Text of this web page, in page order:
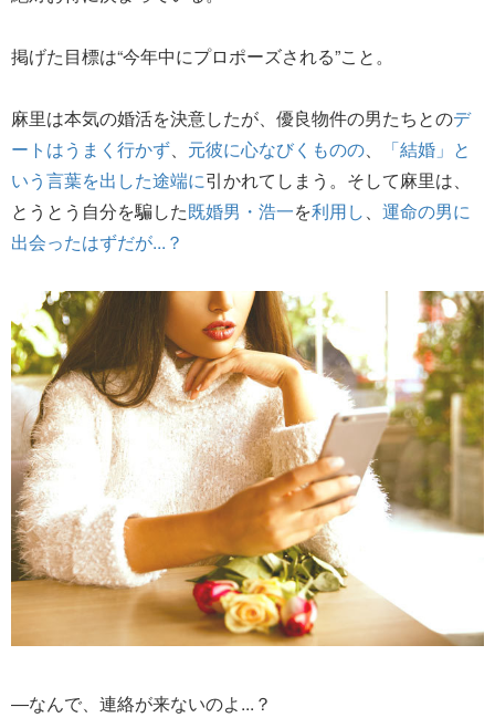
掲げた目標は“今年中にプロポーズされる”こと。
麻里は本気の婚活を決意したが、優良物件の男たちとのデ
ートはうまく行かず
元彼に心なびくものの
「結婚」と
いう言葉を出した途端に引かれてしまう。そして麻里は、
とうとう自分を騙した既婚男・浩一を利用し
運命の男に
出会ったはずだが...？
―なんで、連絡が来ないのよ...？